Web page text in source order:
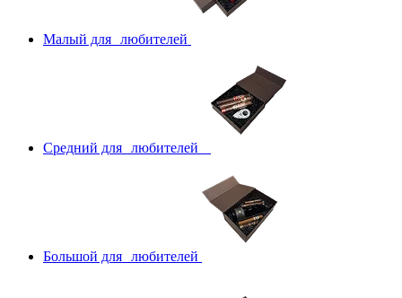
Малый для любителей
Средний для любителей
Большой для любителей